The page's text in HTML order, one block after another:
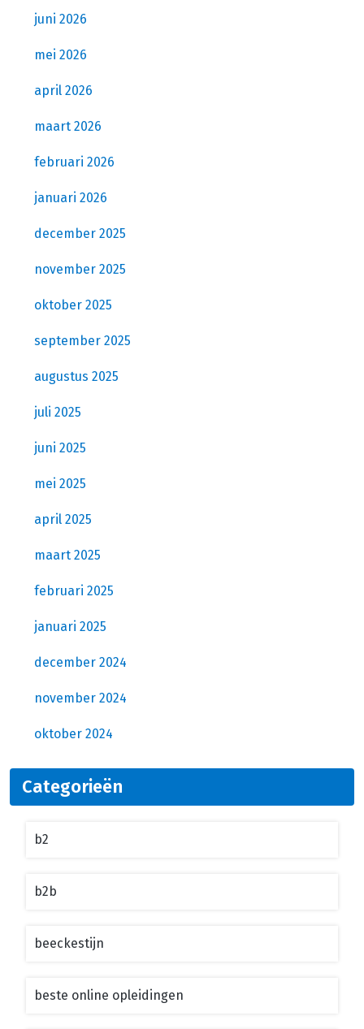
juni 2026
mei 2026
april 2026
maart 2026
februari 2026
januari 2026
december 2025
november 2025
oktober 2025
september 2025
augustus 2025
juli 2025
juni 2025
mei 2025
april 2025
maart 2025
februari 2025
januari 2025
december 2024
november 2024
oktober 2024
Categorieën
b2
b2b
beeckestijn
beste online opleidingen